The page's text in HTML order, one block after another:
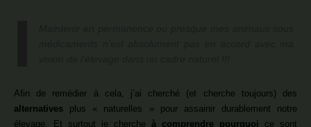
Afin de remédier à cela, j’ai cherché (et cherche toujours) des
alternatives plus « naturelles » pour assainir durablement notre
élevage. Et surtout je cherche à comprendre pourquoi ce sont